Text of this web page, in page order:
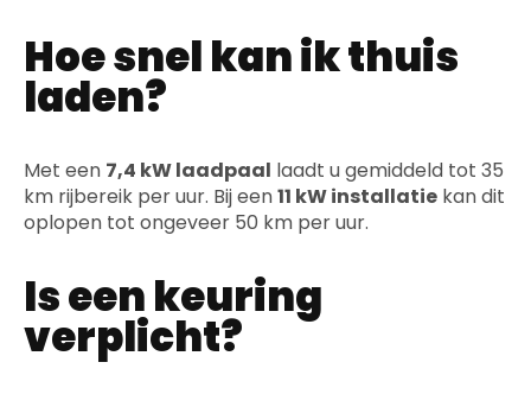
Hoe snel kan ik thuis
laden?
Met een 7,4 kW laadpaal laadt u gemiddeld tot 35
km rijbereik per uur. Bij een11 kW installatie kan dit
oplopen tot ongeveer 50 km per uur.
Is een keuring
verplicht?